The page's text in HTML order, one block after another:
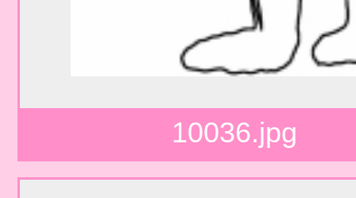
10036.jpg